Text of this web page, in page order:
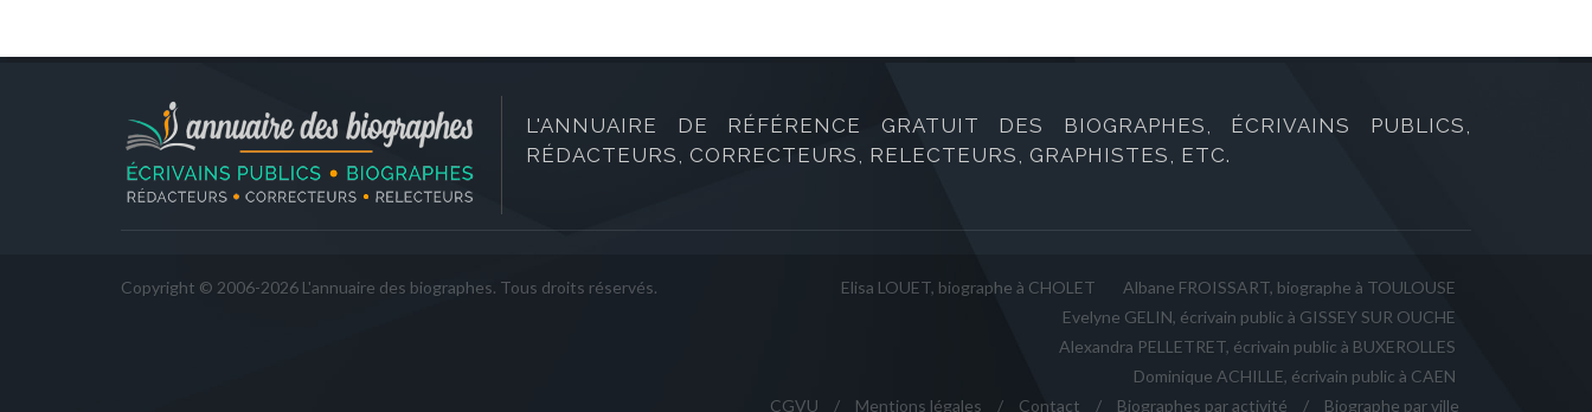
L'ANNUAIRE DE RÉFÉRENCE GRATUIT DES BIOGRAPHES, ÉCRIVAINS PUBLICS,
RÉDACTEURS, CORRECTEURS, RELECTEURS, GRAPHISTES, ETC.
Copyright © 2006-2026 L'annuaire des biographes. Tous droits réservés. Elisa LOUET, biographe à CHOLET
Albane FROISSART, biographe à TOULOUSE
Evelyne GELIN, écrivain public à GISSEY SUR OUCHE
Alexandra PELLETRET, écrivain public à BUXEROLLES
Dominique ACHILLE, écrivain public à CAEN
CGVU
/ Mentions légales / Contact / Biographes par activité / Biographe par ville